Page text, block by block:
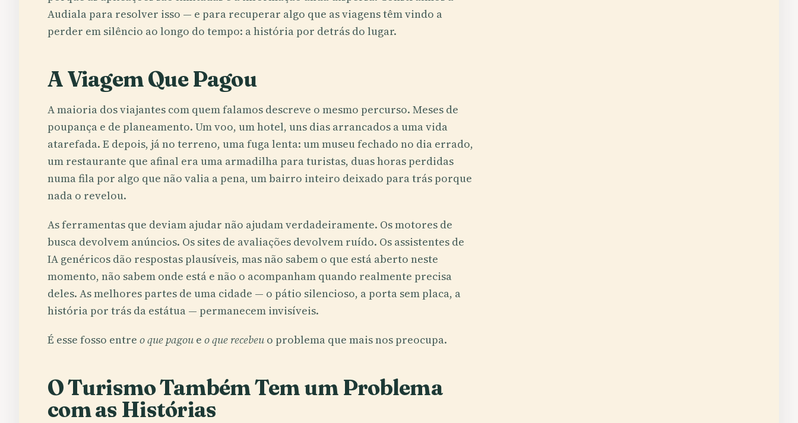
Audiala para resolver isso — e para recuperar algo que as viagens têm vindo a
perder em silêncio ao longo do tempo: a história por detrás do lugar.
A Viagem Que Pagou
A maioria dos viajantes com quem falamos descreve o mesmo percurso. Meses de
poupança e de planeamento. Um voo, um hotel, uns dias arrancados a uma vida
atarefada. E depois, já no terreno, uma fuga lenta: um museu fechado no dia errado,
um restaurante que afinal era uma armadilha para turistas, duas horas perdidas
numa fila por algo que não valia a pena, um bairro inteiro deixado para trás porque
nada o revelou.
As ferramentas que deviam ajudar não ajudam verdadeiramente. Os motores de
busca devolvem anúncios. Os sites de avaliações devolvem ruído. Os assistentes de
IA genéricos dão respostas plausíveis, mas não sabem o que está aberto neste
momento, não sabem onde está e não o acompanham quando realmente precisa
deles. As melhores partes de uma cidade — o pátio silencioso, a porta sem placa, a
história por trás da estátua — permanecem invisíveis.
É esse fosso entre o que pagou e o que recebeu o problema que mais nos preocupa.
O Turismo Também Tem um Problema
com as Histórias